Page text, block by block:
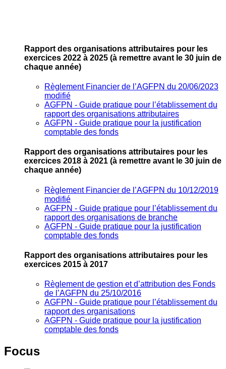
Rapport des organisations attributaires pour les
exercices 2022 à 2025 (à remettre avant le 30 juin de
chaque année)
Règlement Financier de l’AGFPN du 20/06/2023
modifié
AGFPN ‐ Guide pratique pour l’établissement du
rapport des organisations attributaires
AGFPN ‐ Guide pratique pour la justification
comptable des fonds
Rapport des organisations attributaires pour les
exercices 2018 à 2021 (à remettre avant le 30 juin de
chaque année)
Règlement Financier de l’AGFPN du 10/12/2019
modifié
AGFPN ‐ Guide pratique pour l’établissement du
rapport des organisations de branche
AGFPN ‐ Guide pratique pour la justification
comptable des fonds
Rapport des organisations attributaires pour les
exercices 2015 à 2017
Règlement de gestion et d’attribution des Fonds
de l’AGFPN du 25/10/2016
AGFPN ‐ Guide pratique pour l’établissement du
rapport des organisations
AGFPN ‐ Guide pratique pour la justification
comptable des fonds
Focus